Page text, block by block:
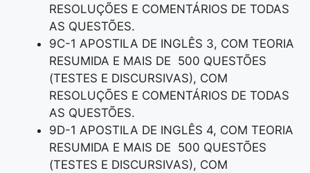
RESOLUÇÕES E COMENTÁRIOS DE TODAS
AS QUESTÕES.
9C-1 APOSTILA DE INGLÊS 3, COM TEORIA
RESUMIDA E MAIS DE 500 QUESTÕES
(TESTES E DISCURSIVAS), COM
RESOLUÇÕES E COMENTÁRIOS DE TODAS
AS QUESTÕES.
9D-1 APOSTILA DE INGLÊS 4, COM TEORIA
RESUMIDA E MAIS DE 500 QUESTÕES
(TESTES E DISCURSIVAS), COM